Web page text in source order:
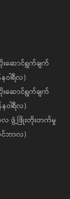
ဆောင်ရွက်ချက်
ဝါရီလ)
ဆောင်ရွက်ချက်
နဝါရီလ)
လ ဖွံ့ဖြိုးတိုးတက်မှု
င်ဘာလ)